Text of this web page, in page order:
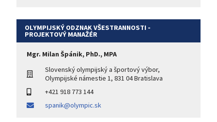
OLYMPIJSKÝ ODZNAK VŠESTRANNOSTI -
PROJEKTOVÝ MANAŽÉR
Mgr. Milan Špánik, PhD., MPA
Slovenský olympijský a športový výbor,
Olympijské námestie 1, 831 04 Bratislava
+421 918 773 144
spanik@olympic.sk